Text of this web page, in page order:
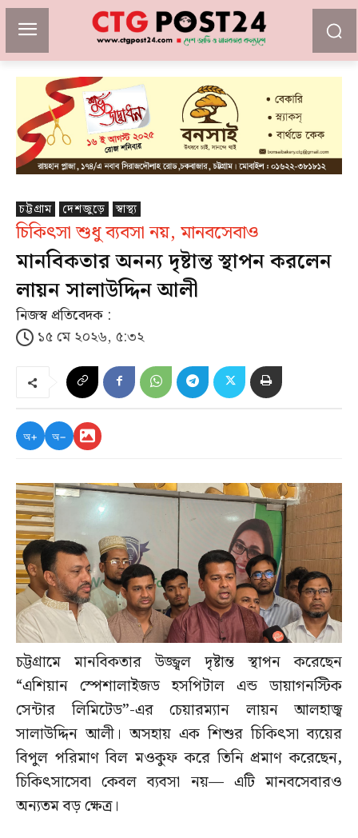
চট্টগ্রাম দেশজুড়ে স্বাস্থ্য
চিকিৎসা শুধু ব্যবসা নয়, মানবসেবাও
মানবিকতার অনন্য দৃষ্টান্ত স্থাপন করলেন
লায়ন সালাউদ্দিন আলী
নিজস্ব প্রতিবেদক :
১৫ মে ২০২৬, ৫:৩২
অ+ অ−
চট্টগ্রামে মানবিকতার উজ্জ্বল দৃষ্টান্ত স্থাপন করেছেন
“এশিয়ান স্পেশালাইজড হসপিটাল এন্ড ডায়াগনস্টিক
সেন্টার লিমিটেড”-এর চেয়ারম্যান লায়ন আলহাজ্ব
সালাউদ্দিন আলী। অসহায় এক শিশুর চিকিৎসা ব্যয়ের
বিপুল পরিমাণ বিল মওকুফ করে তিনি প্রমাণ করেছেন,
চিকিৎসাসেবা কেবল ব্যবসা নয়— এটি মানবসেবারও
অন্যতম বড় ক্ষেত্র।